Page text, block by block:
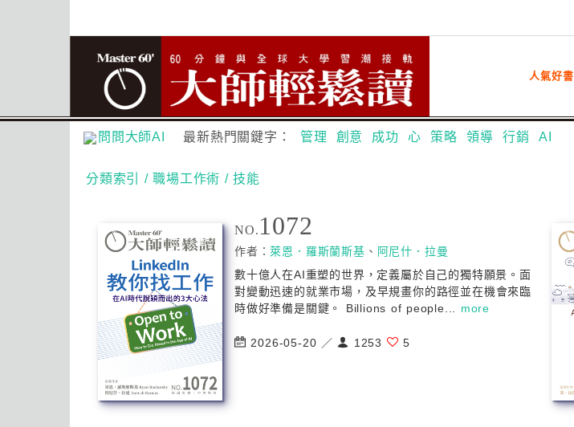
人氣好書
問問大師AI 最新熱門關鍵字： 管理 創意 成功 心 策略 領導 行銷 AI
分類索引 / 職場工作術 / 技能
NO. 1072
作者：萊恩．羅斯蘭斯基 、 阿尼什．拉曼
數十億人在AI重塑的世界，定義屬於自己的獨特願景。面
對變動迅速的就業市場，及早規畫你的路徑並在機會來臨
時做好準備是關鍵。 Billions of people... more
2026-05-20 ／ 1253 5